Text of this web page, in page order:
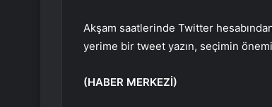
Akşam saatlerinde Twitter
yerime bir tweet yazın, seçimin
(HABER MERKEZİ)